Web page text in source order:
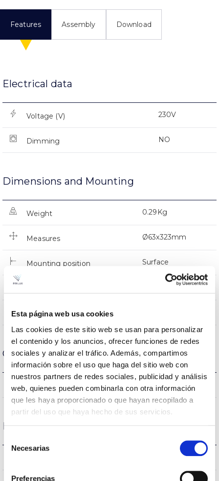
Esta página web usa cookies
Las cookies de este sitio web se usan para personalizar
el contenido y los anuncios, ofrecer funciones de redes
sociales y analizar el tráfico. Además, compartimos
información sobre el uso que haga del sitio web con
nuestros partners de redes sociales, publicidad y análisis
web, quienes pueden combinarla con otra información
que les haya proporcionado o que hayan recopilado a
partir del uso que haya hecho de sus servicios.
Necesarias
Preferencias
Features Assembly Download
Electrical data
Voltage (V) 230V
Dimming NO
Dimensions and Mounting
Weight 0.29Kg
Measures Ø63x323mm
Mounting position Surface
Lighting
Optical data
Colour temperature 3.000K
Housing and Finish
IP65